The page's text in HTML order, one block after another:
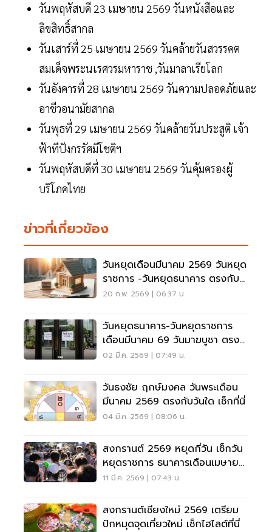
วันพฤหัสบดี 23 เมษายน 2569 วันหนังสือและ
ลิขสิทธิ์สากล
วันเสาร์ที่ 25 เมษายน 2569 วันคล้ายวันสวรรคต
สมเด็จพระนเรศวรมหาราช ,วันมาลาเรียโลก
วันอังคารที่ 28 เมษายน 2569 วันความปลอดภัยและ
อาชีวอนามัยสากล
วันพุธที่ 29 เมษายน 2569 วันคล้ายวันประสูติ เจ้า
ฟ้าทีปังกรรัศมีโชติฯ
วันพฤหัสบดีที่ 30 เมษายน 2569 วันคุ้มครองผู้
บริโภคไทย
ข่าวที่เกี่ยวข้อง
วันหยุดเดือนมีนาคม 2569 วันหยุด
ราชการ -วันหยุดธนาคาร ตรงกับ
วันใด
20 ก.พ. 2569 | 06:37 น.
วันหยุดธนาคาร-วันหยุดราชการ
เดือนมีนาคม 69 วันมาฆบูชา ตรง
กับวันใด เช็กเลย
02 มี.ค. 2569 | 07:49 น.
วันธงชัย ฤกษ์มงคล วันพระเดือน
มีนาคม 2569 ตรงกับวันใด เช็กที่นี่
04 มี.ค. 2569 | 08:06 น.
สงกรานต์ 2569 หยุดกี่วัน เช็กวัน
หยุดราชการ ธนาคารเดือนเมษายน
ที่นี่
11 มี.ค. 2569 | 07:43 น.
สงกรานต์เชียงใหม่ 2569 เตรียม
ปักหมุดจุดเที่ยวใหม่ เช็กไฮไลต์ที่นี่